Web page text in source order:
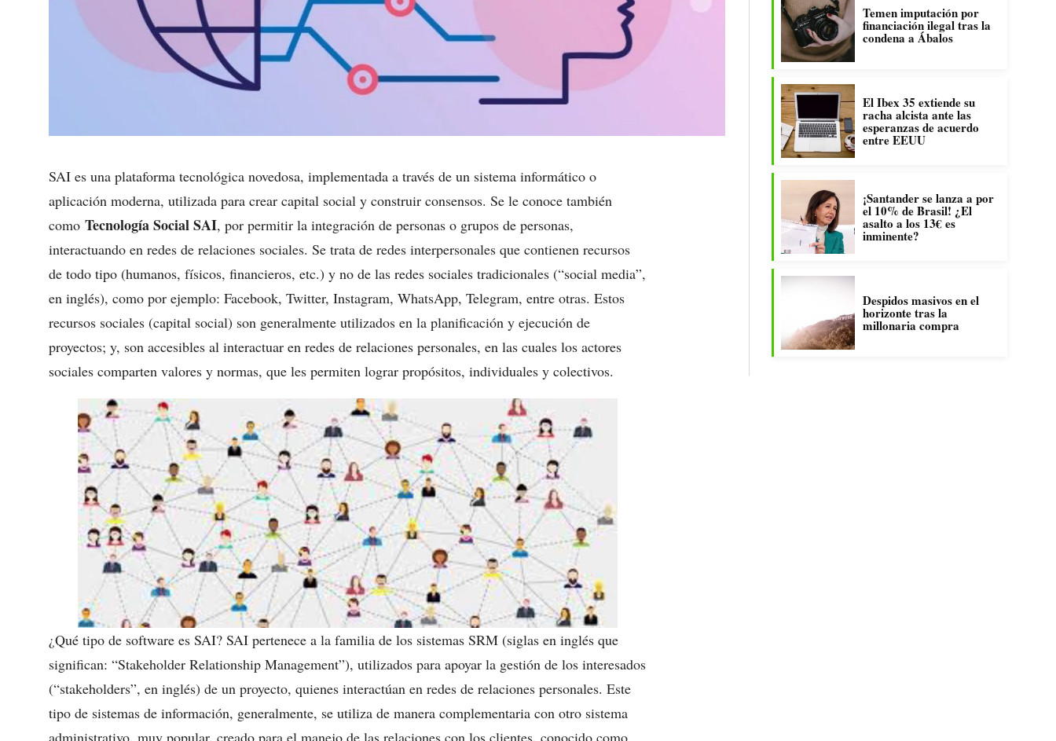
SAI es una plataforma tecnológica novedosa, implementada a través de un sistema informático o
aplicación moderna, utilizada para crear capital social y construir consensos. Se le conoce también
como Tecnología Social SAI, por permitir la integración de personas o grupos de personas,
interactuando en redes de relaciones sociales. Se trata de redes interpersonales que contienen recursos
de todo tipo (humanos, físicos, financieros, etc.) y no de las redes sociales tradicionales (“social media”,
en inglés), como por ejemplo: Facebook, Twitter, Instagram, WhatsApp, Telegram, entre otras. Estos
recursos sociales (capital social) son generalmente utilizados en la planificación y ejecución de
proyectos; y, son accesibles al interactuar en redes de relaciones personales, en las cuales los actores
sociales comparten valores y normas, que les permiten lograr propósitos, individuales y colectivos.
¿Qué tipo de software es SAI? SAI pertenece a la familia de los sistemas SRM (siglas en inglés que
significan: “Stakeholder Relationship Management”), utilizados para apoyar la gestión de los interesados
(“stakeholders”, en inglés) de un proyecto, quienes interactúan en redes de relaciones personales. Este
tipo de sistemas de información, generalmente, se utiliza de manera complementaria con otro sistema
Temen imputación por
financiación ilegal tras la
condena a Ábalos
El Ibex 35 extiende su
racha alcista ante las
esperanzas de acuerdo
entre EEUU
¡Santander se lanza a por
el 10% de Brasil! ¿El
asalto a los 13€ es
inminente?
Despidos masivos en el
horizonte tras la
millonaria compra